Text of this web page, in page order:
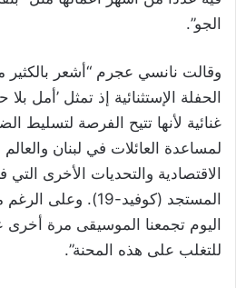
الجو”.
وقالت نانسي عجرم “أشعر
الحفلة الإستثنائية إذ تمثل ’أمل
غنائية لأنها تتيح الفرصة لتسليط
لمساعدة العائلات في لبنان
الاقتصادية والتحديات الأخرى
المستجد (كوفيد-19).
اليوم تجمعنا الموسيقى مرة أخرى
للتغلب على هذه المحنة”.